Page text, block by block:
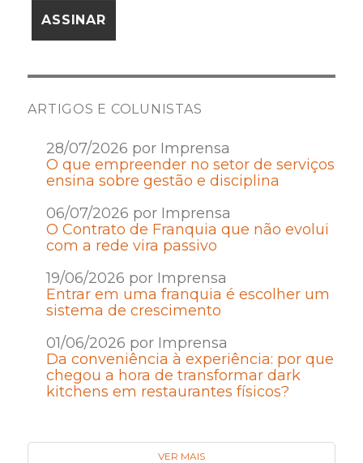
ARTIGOS E COLUNISTAS
28/07/2026 por Imprensa
O que empreender no setor de serviços
ensina sobre gestão e disciplina
06/07/2026 por Imprensa
O Contrato de Franquia que não evolui
com a rede vira passivo
19/06/2026 por Imprensa
Entrar em uma franquia é escolher um
sistema de crescimento
01/06/2026 por Imprensa
Da conveniência à experiência: por que
chegou a hora de transformar dark
kitchens em restaurantes físicos?
VER MAIS